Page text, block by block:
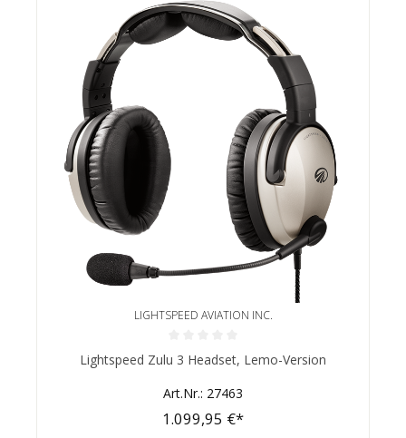
LIGHTSPEED AVIATION INC.
Durchschnittliche Bewertung von 0 von 5 Sternen
Lightspeed Zulu 3 Headset, Lemo-Version
Art.Nr.: 27463
1.099,95 €*